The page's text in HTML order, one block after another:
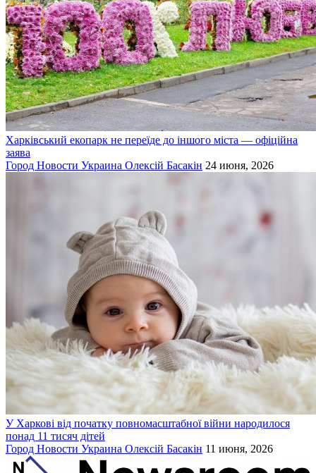
Харківський екопарк не переїде до іншого міста — офіційна
заява
Город Новости Украина Олексій Басакін 24 июня, 2026
У Харкові від початку повномасштабної війни народилося
понад 11 тисяч дітей
Город Новости Украина Олексій Басакін 11 июня, 2026